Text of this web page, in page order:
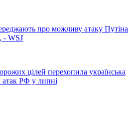
про можливу атаку Путіна
- WSJ
цілей перехопила українська
РФ у липні